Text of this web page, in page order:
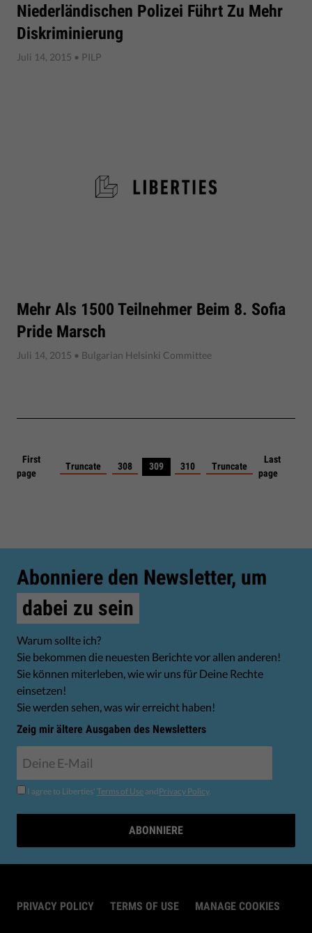
Niederländischen Polizei Führt Zu Mehr
Diskriminierung
Juli 14, 2015 • PILP
Mehr Als 1500 Teilnehmer Beim 8. Sofia
Pride Marsch
Juli 14, 2015 • Bulgarian Helsinki Committee
First
page
Truncate 308 309 310 Truncate
Last
page
Abonniere den Newsletter, um
dabei zu sein
Warum sollte ich?
Sie bekommen die neuesten Berichte vor allen anderen!
Sie können miterleben, wie wir uns für Deine Rechte
einsetzen!
Sie werden sehen, was wir erreicht haben!
Zeig mir ältere Ausgaben des Newsletters
I agree to Liberties' Terms of Use andPrivacy Policy.
ABONNIERE
PRIVACY POLICY TERMS OF USE MANAGE COOKIES